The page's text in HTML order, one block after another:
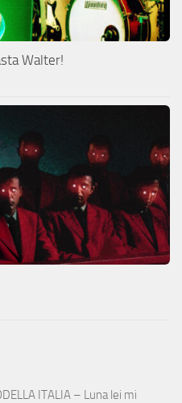
Walter!
ITALIA – Luna lei mi